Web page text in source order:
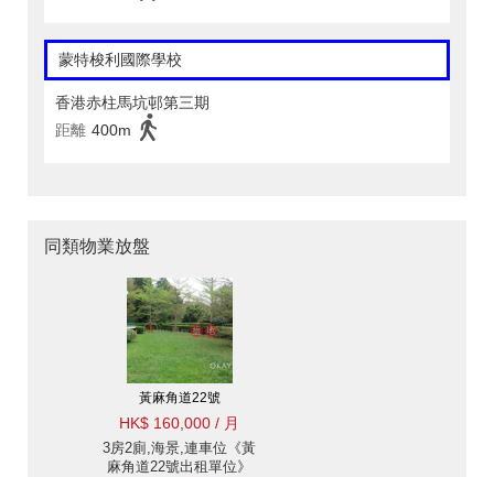
蒙特梭利國際學校
香港赤柱馬坑邨第三期
距離 400m
同類物業放盤
黃麻角道22號
HK$ 160,000 / 月
3房2廁,海景,連車位《黃
麻角道22號出租單位》